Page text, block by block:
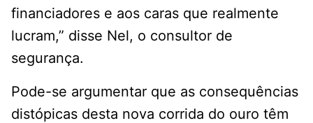
financiadores e aos caras que realmente
lucram,” disse Nel, o consultor de
segurança.
Pode-se argumentar que as consequências
distópicas desta nova corrida do ouro têm